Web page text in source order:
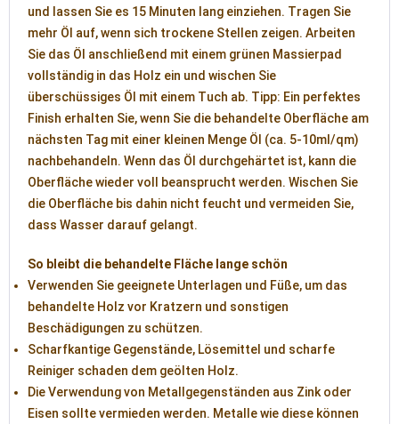
und lassen Sie es 15 Minuten lang einziehen. Tragen Sie
mehr Öl auf, wenn sich trockene Stellen zeigen. Arbeiten
Sie das Öl anschließend mit einem grünen Massierpad
vollständig in das Holz ein und wischen Sie
überschüssiges Öl mit einem Tuch ab. Tipp: Ein perfektes
Finish erhalten Sie, wenn Sie die behandelte Oberfläche am
nächsten Tag mit einer kleinen Menge Öl (ca. 5-10ml/qm)
nachbehandeln. Wenn das Öl durchgehärtet ist, kann die
Oberfläche wieder voll beansprucht werden. Wischen Sie
die Oberfläche bis dahin nicht feucht und vermeiden Sie,
dass Wasser darauf gelangt.
So bleibt die behandelte Fläche lange schön
Verwenden Sie geeignete Unterlagen und Füße, um das
behandelte Holz vor Kratzern und sonstigen
Beschädigungen zu schützen.
Scharfkantige Gegenstände, Lösemittel und scharfe
Reiniger schaden dem geölten Holz.
Die Verwendung von Metallgegenständen aus Zink oder
Eisen sollte vermieden werden. Metalle wie diese können